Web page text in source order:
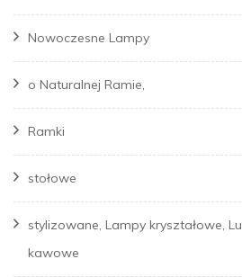
Nowoczesne Lampy
o Naturalnej Ramie,
Ramki
stołowe
stylizowane, Lampy kryształowe,
kawowe